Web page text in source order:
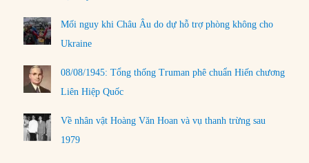
Mối nguy khi Châu Âu do dự hỗ trợ phòng không cho
Ukraine
08/08/1945: Tổng thống Truman phê chuẩn Hiến chương
Liên Hiệp Quốc
Về nhân vật Hoàng Văn Hoan và vụ thanh trừng sau
1979